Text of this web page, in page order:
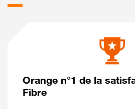
Orange n°1 de la
Fibre